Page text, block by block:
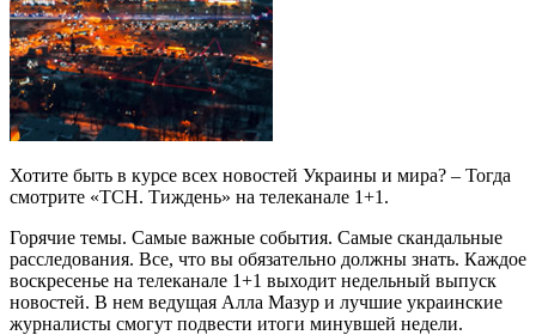
Хотите быть в курсе всех новостей Украины и мира? – Тогда
смотрите «ТСН. Тиждень» на телеканале 1+1.
Горячие темы. Самые важные события. Самые скандальные
расследования. Все, что вы обязательно должны знать. Каждое
воскресенье на телеканале 1+1 выходит недельный выпуск
новостей. В нем ведущая Алла Мазур и лучшие украинские
журналисты смогут подвести итоги минувшей недели.